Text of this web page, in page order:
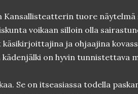
Kansallisteatterin tuore näytelmä
voikaan silloin olla
ja ohjaajina
kädenjälki on hyvin tunnistettava
Se on itseasiassa todella